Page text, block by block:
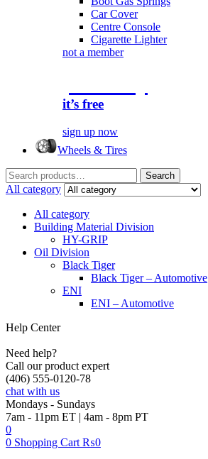
Car Cover
Centre Console
Cigarette Lighter
not a member
it’s free
sign up now
Wheels & Tires
Search
for:
Search
All category
All category
Building Material Division
HY-GRIP
Oil Division
Black Tiger
Black Tiger – Automotive
ENI
ENI – Automotive
Help Center
Need help?
Call our product expert
(406) 555-0120-78
chat with us
Mondays - Sundays
7am - 11pm ET | 4am - 8pm PT
0
0 Shopping Cart ₨0